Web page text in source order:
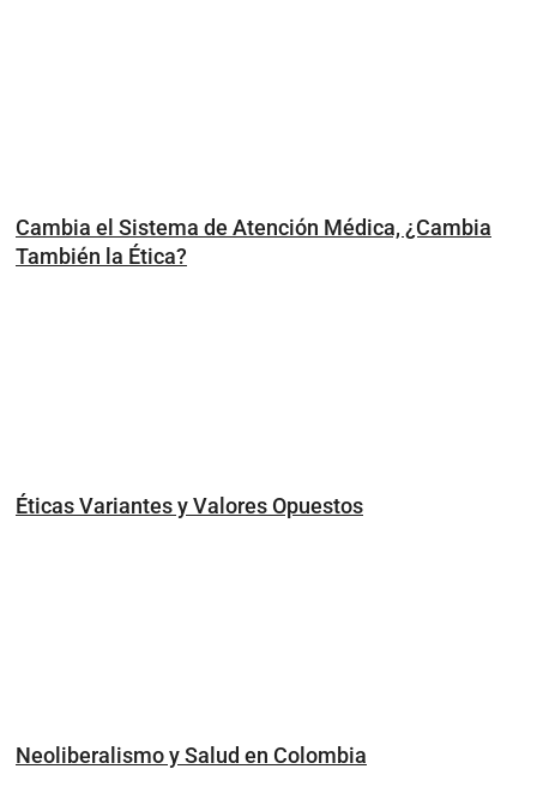
Cambia el Sistema de Atención Médica, ¿Cambia
También la Ética?
Éticas Variantes y Valores Opuestos
Neoliberalismo y Salud en Colombia